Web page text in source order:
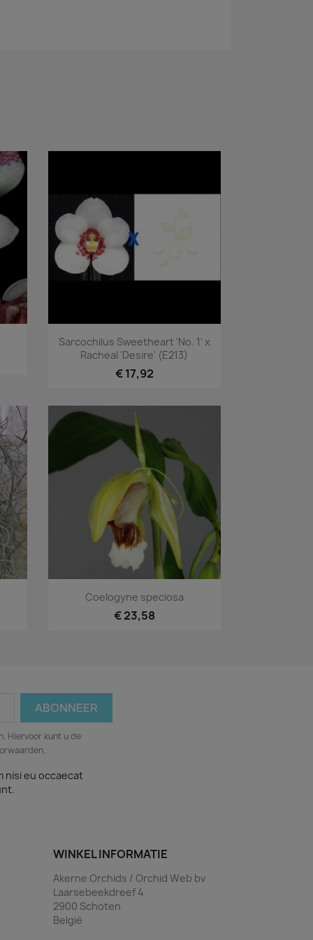
Snel bekijken
Sarcochilus Sweetheart 'No. 1' x
Racheal 'Desire' (E213)
€ 17,92
Snel bekijken
Coelogyne speciosa
€ 23,58
Hiervoor kunt u de
nisi eu occaecat
WINKEL INFORMATIE
Akerne Orchids / Orchid Web bv
Laarsebeekdreef 4
2900 Schoten
België